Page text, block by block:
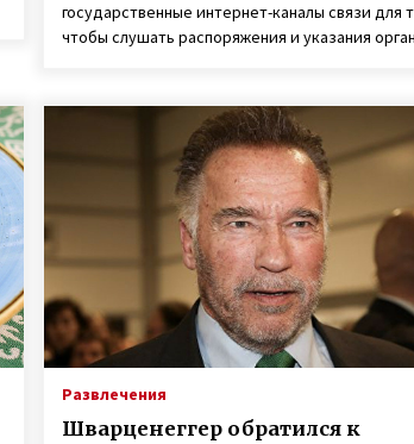
государственные интернет-каналы связи для
чтобы слушать распоряжения и указания
Развлечения
Шварценеггер обратился к